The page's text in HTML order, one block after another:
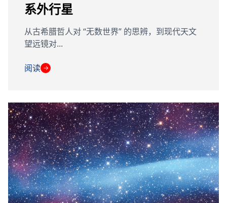
系外行星
从古希腊哲人对 “无数世界” 的思辨，到现代天文
望远镜对...
阅读 →